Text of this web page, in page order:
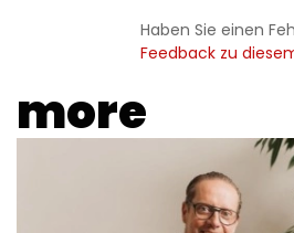
Haben Sie einen
Feedback zu
more